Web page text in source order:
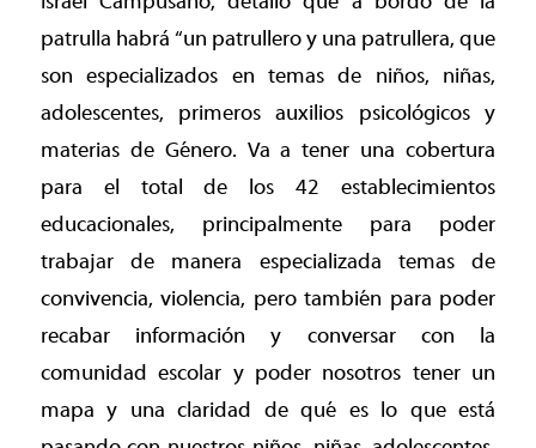
patrulla habrá “un patrullero y una patrullera, que
son especializados en temas de niños, niñas,
adolescentes, primeros auxilios psicológicos y
materias de Género. Va a tener una cobertura
para el total de los 42 establecimientos
educacionales, principalmente para poder
trabajar de manera especializada temas de
convivencia, violencia, pero también para poder
recabar información y conversar con la
comunidad escolar y poder nosotros tener un
mapa y una claridad de qué es lo que está